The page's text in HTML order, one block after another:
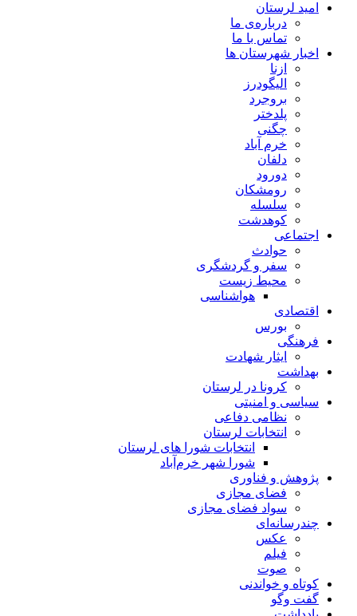
امید لرستان
درباره‌ی ما
تماس با ما
اخبار شهرستان ها
ازنا
الیگودرز
بروجرد
پلدختر
چگنی
خرم آباد
دلفان
دورود
رومشکان
سلسله
کوهدشت
اجتماعی
حوادث
سفر و گردشگری
محیط زیست
هواشناسی
اقتصادی
بورس
فرهنگی
ایثار شهادت
بهداشت
کرونا در لرستان
سیاسی و امنیتی
نظامی دفاعی
انتخابات لرستان
انتخابات شورا های لرستان
شورا شهر خرم‌آباد
پژوهش و فناوری
فضای مجازی
سواد فضای مجازی
چندرسانه‌ای
عكس
فیلم
صوت
کوتاه و خواندنی
گفت وگو